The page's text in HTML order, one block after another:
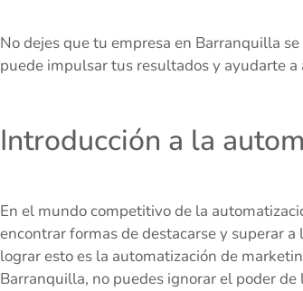
No dejes que tu empresa en Barranquilla
puede impulsar tus resultados y ayudarte
Introducción a la
En el mundo competitivo de la
encontrar formas de destacarse y superar
lograr esto es la automatización de
Barranquilla, no puedes ignorar el poder